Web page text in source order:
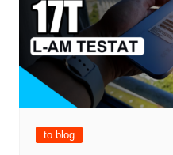
to blog